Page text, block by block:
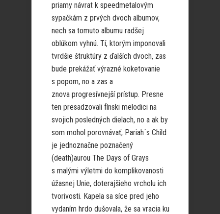
priamy návrat k speedmetalovým
sypačkám z prvých dvoch albumov,
nech sa tomuto albumu radšej
oblúkom vyhnú. Tí, ktorým imponovali
tvrdšie štruktúry z ďalších dvoch, zas
bude prekážať výrazné koketovanie
s popom, no a zas a
znova progresívnejší prístup. Presne
ten presadzovali fínski melodici na
svojich posledných dielach, no a ak by
som mohol porovnávať, Pariah´s Child
je jednoznačne poznačený
(death)aurou The Days of Grays
s malými výletmi do komplikovanosti
úžasnej Unie, doterajšieho vrcholu ich
tvorivosti. Kapela sa síce pred jeho
vydaním hrdo dušovala, že sa vracia ku